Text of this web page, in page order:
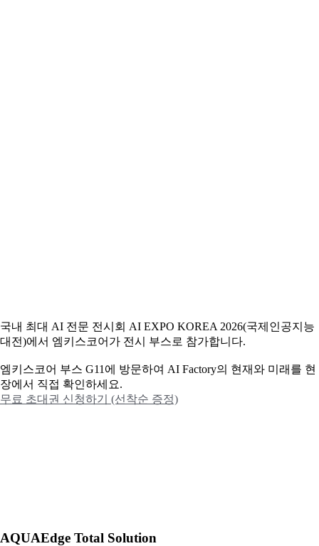
국내 최대 AI 전문 전시회 AI EXPO KOREA 2026(국제인공지능
대전)에서 엠키스코어가 전시 부스로 참가합니다.
엠키스코어 부스 G11에 방문하여 AI Factory의 현재와 미래를 현
장에서 직접 확인하세요.
무료 초대권 신청하기 (선착순 증정)
AQUAEdge Total Solution